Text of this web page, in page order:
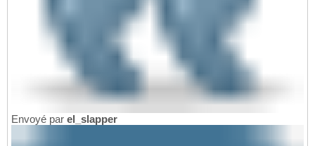
Envoyé par el_slapper